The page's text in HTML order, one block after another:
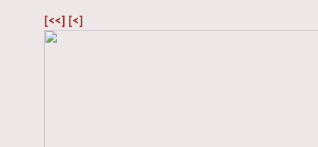
[<<] [<]